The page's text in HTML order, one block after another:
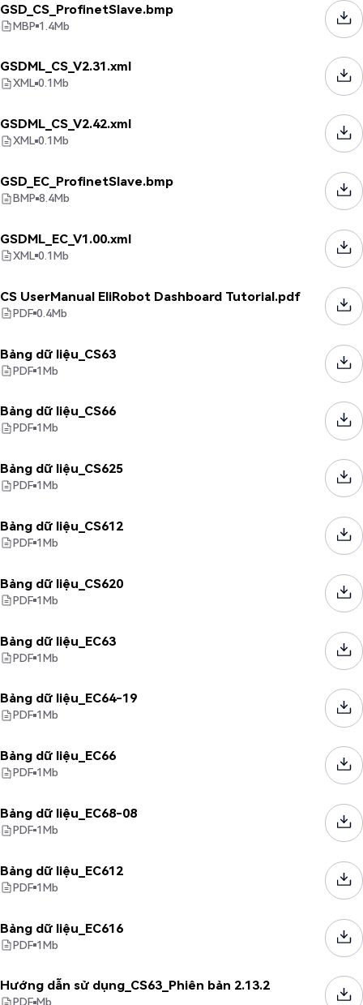
GSD_CS_ProfinetSlave.bmp
MBP 1.4Mb
GSDML_CS_V2.31.xml
XML 0.1Mb
GSDML_CS_V2.42.xml
XML 0.1Mb
GSD_EC_ProfinetSlave.bmp
BMP 8.4Mb
GSDML_EC_V1.00.xml
XML 0.1Mb
CS UserManual EliRobot Dashboard Tutorial.pdf
PDF 0.4Mb
Bảng dữ liệu_CS63
PDF 1Mb
Bảng dữ liệu_CS66
PDF 1Mb
Bảng dữ liệu_CS625
PDF 1Mb
Bảng dữ liệu_CS612
PDF 1Mb
Bảng dữ liệu_CS620
PDF 1Mb
Bảng dữ liệu_EC63
PDF 1Mb
Bảng dữ liệu_EC64-19
PDF 1Mb
Bảng dữ liệu_EC66
PDF 1Mb
Bảng dữ liệu_EC68-08
PDF 1Mb
Bảng dữ liệu_EC612
PDF 1Mb
Bảng dữ liệu_EC616
PDF 1Mb
Hướng dẫn sử dụng_CS63_Phiên bản 2.13.2
PDF Mb